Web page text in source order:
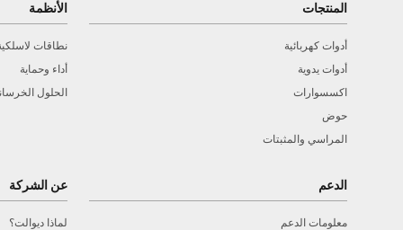
المنتجات
أدوات كهربائية
أدوات يدوية
اكسسوارات
حوض
المراسي والمثبتات
الأنظمة
نطاقات
أداء وحماية
الحلول
الدعم
معلومات الدعم
عن الشركة
لماذا ديوالت؟